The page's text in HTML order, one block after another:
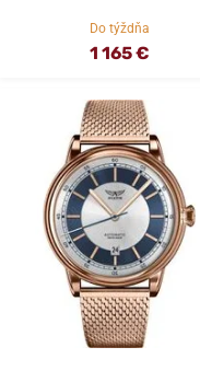
Do týždňa
1 165 €